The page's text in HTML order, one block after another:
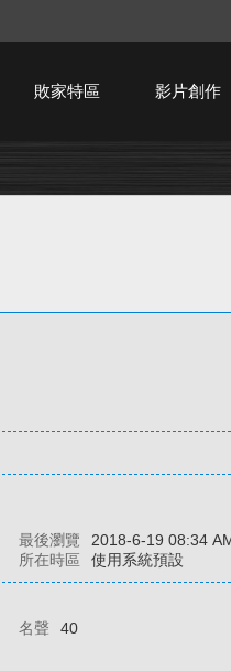
敗家特區 影片創作
最後瀏覽
2018-6-19 08:34
所在時區 使用系統預設
名聲
40